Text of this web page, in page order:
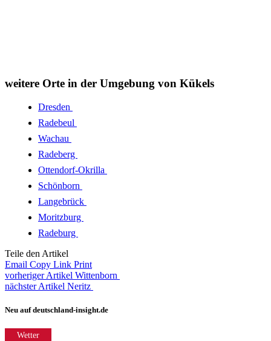
weitere Orte in der Umgebung von Kükels
Dresden
Radebeul
Wachau
Radeberg
Ottendorf-Okrilla
Schönborn
Langebrück
Moritzburg
Radeburg
Teile den Artikel
Email Copy Link Print
vorheriger Artikel Wittenborn
nächster Artikel Neritz
Neu auf deutschland-insight.de
Wetter